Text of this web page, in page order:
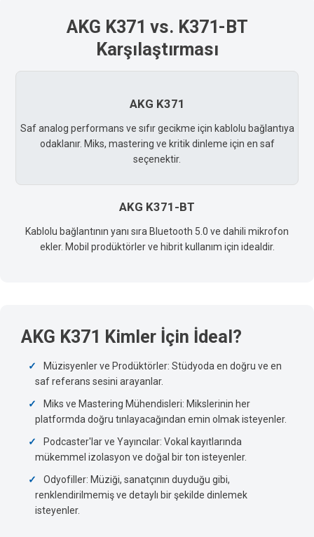
AKG K371 vs. K371-BT
Karşılaştırması
AKG K371
Saf analog performans ve sıfır gecikme için kablolu bağlantıya
odaklanır. Miks, mastering ve kritik dinleme için en saf
seçenektir.
AKG K371-BT
Kablolu bağlantının yanı sıra Bluetooth 5.0 ve dahili mikrofon
ekler. Mobil prodüktörler ve hibrit kullanım için idealdir.
AKG K371 Kimler İçin İdeal?
Müzisyenler ve Prodüktörler: Stüdyoda en doğru ve en
saf referans sesini arayanlar.
Miks ve Mastering Mühendisleri: Mikslerinin her
platformda doğru tınlayacağından emin olmak isteyenler.
Podcaster'lar ve Yayıncılar: Vokal kayıtlarında
mükemmel izolasyon ve doğal bir ton isteyenler.
Odyofiller: Müziği, sanatçının duyduğu gibi,
renklendirilmemiş ve detaylı bir şekilde dinlemek
isteyenler.